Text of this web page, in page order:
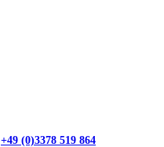
+49 (0)3378 519 864